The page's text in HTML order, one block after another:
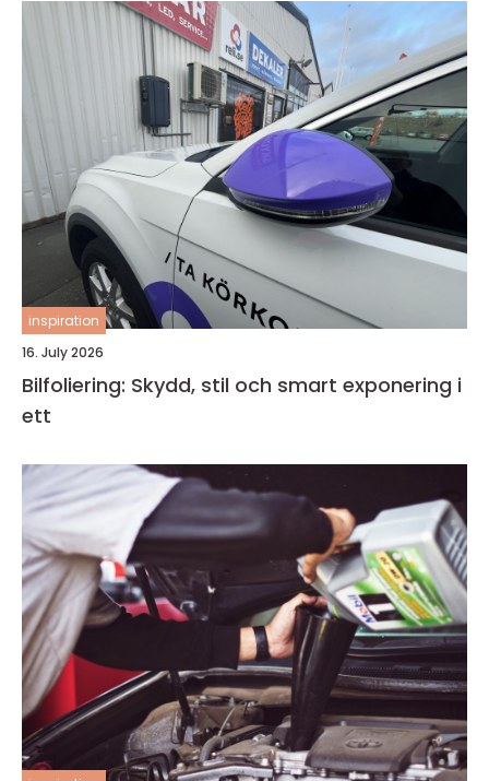
inspiration
16. July 2026
Bilfoliering: Skydd, stil och smart exponering i
ett